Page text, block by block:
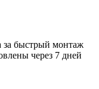
за быстрый монтаж
через 7 дней